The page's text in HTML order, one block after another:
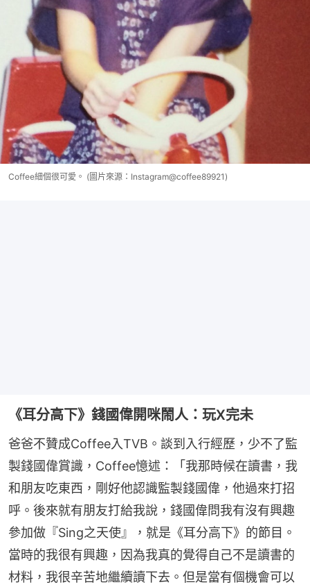
Coffee細個很可愛。 (圖片來源：Instagram@coffee89921)
《耳分高下》錢國偉開咪鬧人：玩X完未
爸爸不贊成Coffee入TVB。談到入行經歷，少不了監
製錢國偉賞識，Coffee憶述：「我那時候在讀書，我
和朋友吃東西，剛好他認識監製錢國偉，他過來打招
呼。後來就有朋友打給我說，錢國偉問我有沒有興趣
參加做『Sing之天使』，就是《耳分高下》的節目。
當時的我很有興趣，因為我真的覺得自己不是讀書的
材料，我很辛苦地繼續讀下去。但是當有個機會可以